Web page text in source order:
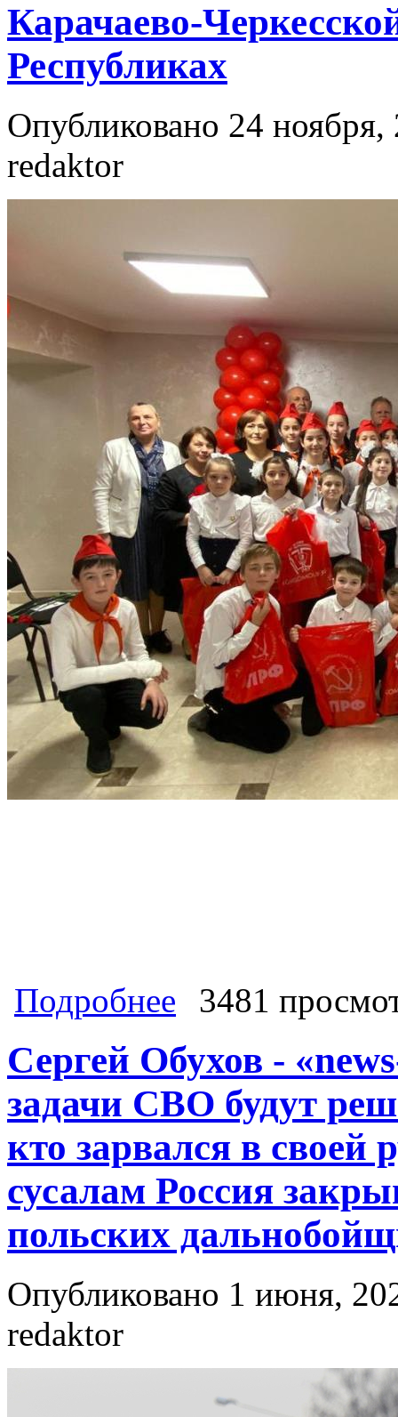
Карачаево-
Республиках
Опубликовано 24 ноября,
redaktor
Подробнее о Секретарь ЦК КПРФ К.К. Тайсаев
3481
Сергей Обухов -
задачи СВО будут
кто зарвался в
сусалам Россия
польских
Опубликовано 1 июня,
redaktor